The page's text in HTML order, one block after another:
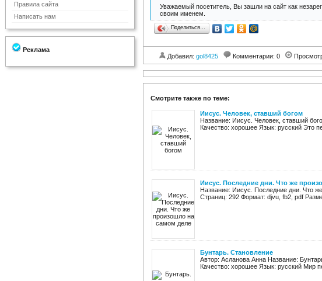
Правила сайта
Написать нам
Реклама
Уважаемый посетитель, Вы зашли на сайт как
своим именем.
Поделиться…
Добавил: gol8425 Комментарии: 0
Смотрите также по теме:
Иисус. Человек, ставший богом
Название: Иисус. Человек, ставший
Качество: хорошее Язык: русский Это
Иисус. Последние дни. Что же
Название: Иисус. Последние дни. Что
Страниц: 292 Формат: djvu, fb2, pdf
Бунтарь. Становление
Автор: Асланова Анна Название:
Качество: хорошее Язык: русский Мир